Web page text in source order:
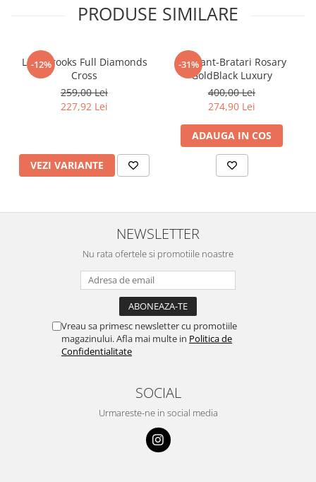
PRODUSE SIMILARE
-12%
Lant Brooks Full Diamonds
Cross
259,00 Lei
227,92 Lei
VEZI VARIANTE
-31%
Set Lant-Bratari Rosary
GoldBlack Luxury
400,00 Lei
274,90 Lei
ADAUGA IN COS
NEWSLETTER
Nu rata ofertele si promotiile noastre
Vreau sa primesc newsletter cu promotiile
magazinului. Afla mai multe in Politica de
Confidentialitate
SOCIAL
Urmareste-ne in social media